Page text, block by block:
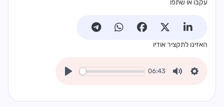
עקבו או שתפו
האזינו לתקציר אודיו
06:43